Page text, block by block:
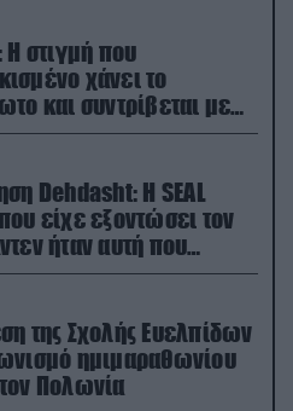
Η στιγμή που
χάνει το
και συντρίβεται με
έδαφος (βίντεο)
Dehdasht: Η SEAL
είχε εξοντώσει τον
ήταν αυτή που
πιλότο του F-15
της Σχολής Ευελπίδων
ημιμαραθωνίου
Πολωνία